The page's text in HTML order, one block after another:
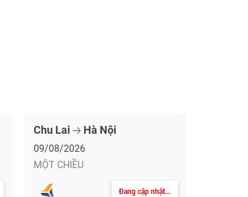
Chu Lai Hà Nội
09/08/2026
MỘT CHIỀU
Đang cập nhật...